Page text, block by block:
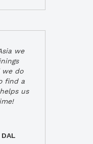
we
we do
find a
us